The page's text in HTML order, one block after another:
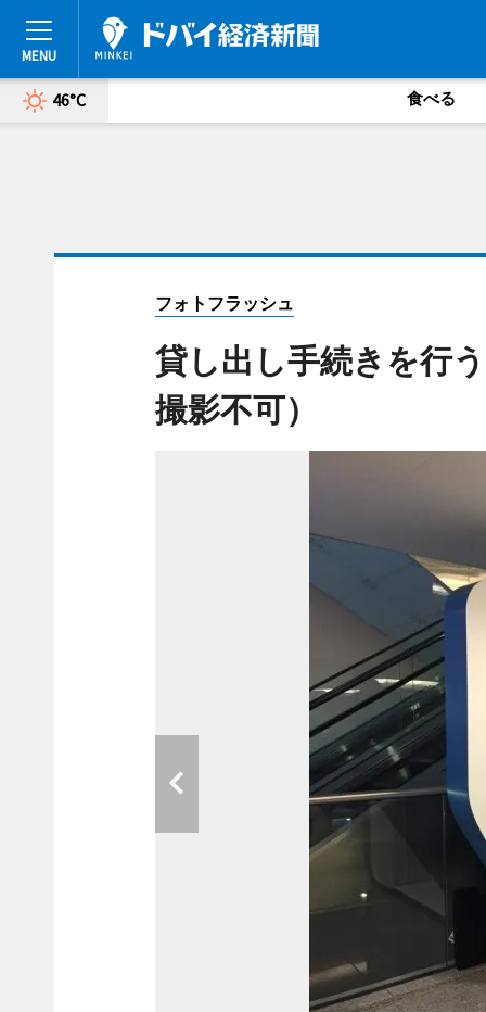
46°C 食べる
フォトフラッシュ
貸し出し手続きを行
撮影不可）